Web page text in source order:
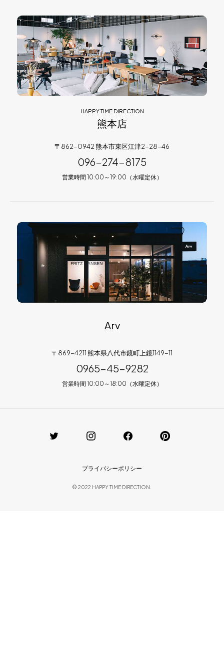
HAPPY TIME DIRECTION
熊本店
〒862-0942 熊本市東区江津2-28-46
096-274-8175
営業時間 10:00～19:00（水曜定休）
Arv
〒869-4211 熊本県八代市鏡町上鏡1149-11
0965-45-9282
営業時間 10:00～18:00（水曜定休）
プライバシーポリシー
© 2022 HAPPY TIME DIRECTION.